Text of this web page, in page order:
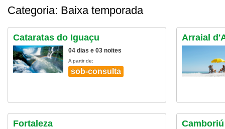
Categoria: Baixa temporada
Cataratas do Iguaçu
04 dias e 03 noites
A partir de:
sob-consulta
Arraial
Fortaleza